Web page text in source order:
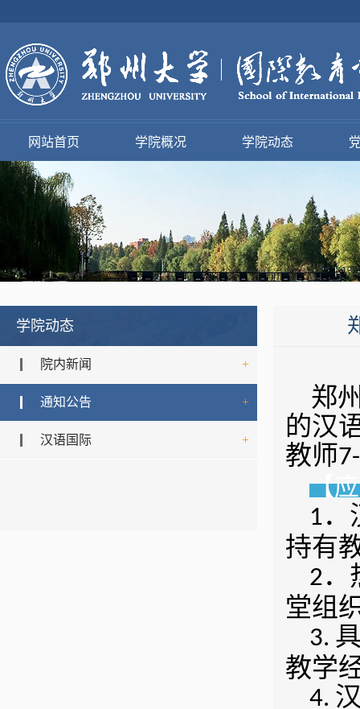
网站首页 学院概况 学院动态
学院动态
院内新闻 +
通知公告 +
汉语国际 +
郑
的汉
教师
【
1．
持有
2．
堂组
3.
教学
4.